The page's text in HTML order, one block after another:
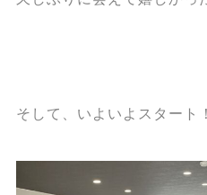
そして、いよいよスタート！